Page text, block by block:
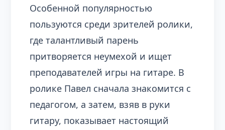
Особенной популярностью
пользуются среди зрителей ролики,
где талантливый парень
притворяется неумехой и ищет
преподавателей игры на гитаре. В
ролике Павел сначала знакомится с
педагогом, а затем, взяв в руки
гитару, показывает настоящий